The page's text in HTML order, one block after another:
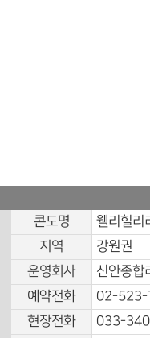
콘도명
웰리힐리
지역
강원권
운영회사
신안종합
예약전화
02-
현장전화
033-